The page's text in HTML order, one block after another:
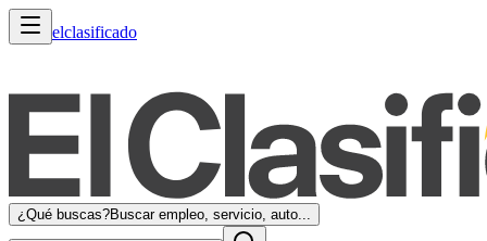
elclasificado
¿Qué buscas?Buscar empleo, servicio, auto...